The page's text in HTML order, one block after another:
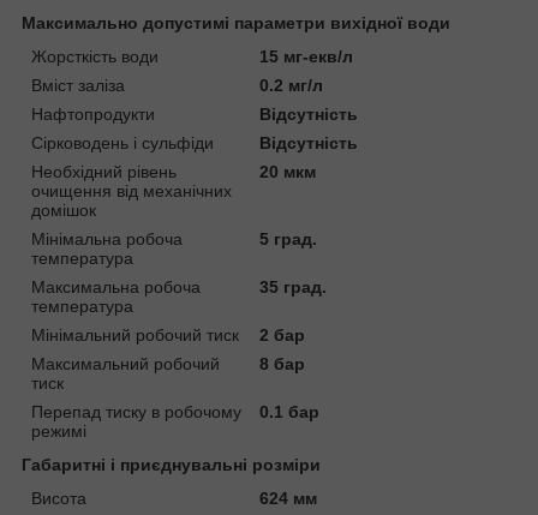
Максимально допустимі параметри вихідної води
Жорсткість води
15 мг-екв/л
Вміст заліза
0.2 мг/л
Нафтопродукти
Відсутність
Сірководень і сульфіди
Відсутність
Необхідний рівень
очищення від механічних
домішок
20 мкм
Мінімальна робоча
температура
5 град.
Максимальна робоча
температура
35 град.
Мінімальний робочий тиск
2 бар
Максимальний робочий
тиск
8 бар
Перепад тиску в робочому
режимі
0.1 бар
Габаритні і приєднувальні розміри
Висота
624 мм